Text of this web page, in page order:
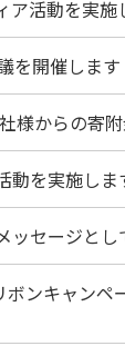
活動を実施
を開催します
からの寄
動を実施しま
セージとし
ボンキャ